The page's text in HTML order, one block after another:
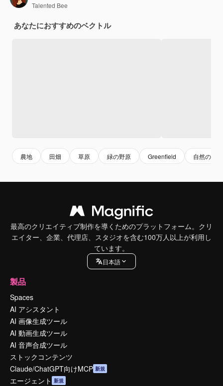
Talented Bee
あなたにおすすめのベクトル
農地 田畑 草原 緑の野原 Greenfield 自然の背景
最高のクリエイティブ制作を導くためのプラットフォーム。クリ
エイター、企業、代理店、スタジオを含む100万人以上が利用し
ています。
日本語
製品
Spaces
AI アシスタント
AI 画像生成ツール
AI 動画生成ツール
AI 音声合成ツール
ストックコンテンツ
Claude/ChatGPT向けMCP 新規
エージェント 新規